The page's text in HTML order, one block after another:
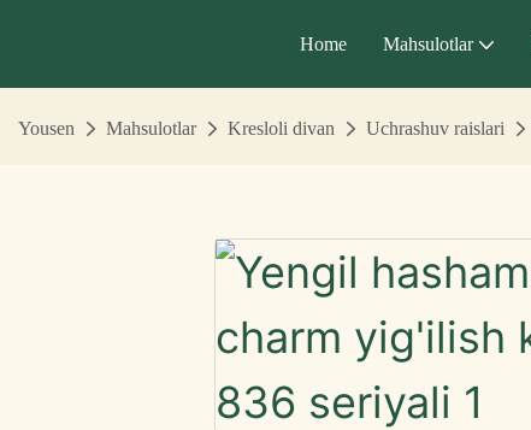
Home Mahsulotlar
Yousen Mahsulotlar Kresloli divan Uchrashuv raislari